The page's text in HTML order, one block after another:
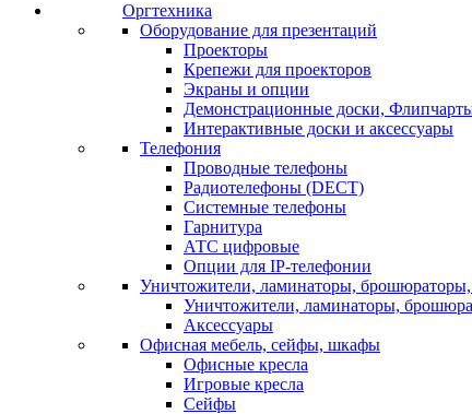
Оргтехника
Оборудование для презентаций
Проекторы
Крепежи для проекторов
Экраны и опции
Демонстрационные доски,
Интерактивные доски и аксессуары
Телефония
Проводные телефоны
Радиотелефоны (DECT)
Системные телефоны
Гарнитура
АТС цифровые
Опции для IP-телефонии
Уничтожители, ламинаторы, брошюраторы,
Уничтожители, ламинаторы,
Аксессуары
Офисная мебель, сейфы, шкафы
Офисные кресла
Игровые кресла
Сейфы